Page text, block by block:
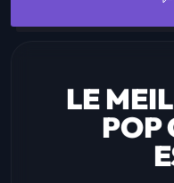
LE
POP